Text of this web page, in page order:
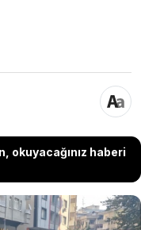
okuyacağınız haberi